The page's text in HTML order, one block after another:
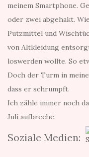
meinem Smartphone.
oder zwei abgehakt.
Putzmittel und
von Altkleidung
loswerden wollte. So
Doch der Turm in
dass er schrumpft.
Ich zähle immer noch
Juli aufbreche.
Soziale Medien: